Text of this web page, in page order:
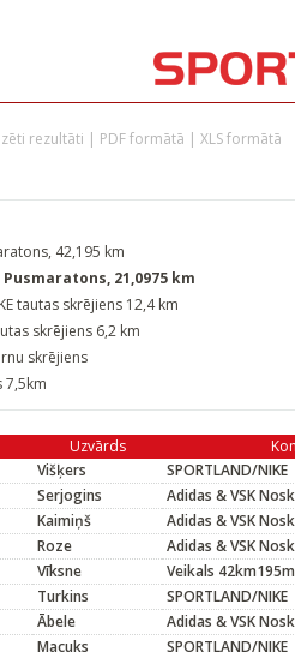
rezultāti | PDF formātā | XLS formātā
42,195 km
21,0975 km
tautas skrējiens 12,4 km
skrējiens 6,2 km
skrējiens
7,5km
Uzvārds
Višķers
SPORTLAND/NIKE
Serjogins
Adidas & VSK
Kaimiņš
Adidas & VSK
Roze
Adidas & VSK
Vīksne
Veikals 42km195m
Turkins
SPORTLAND/NIKE
Ābele
Adidas & VSK
Macuks
SPORTLAND/NIKE